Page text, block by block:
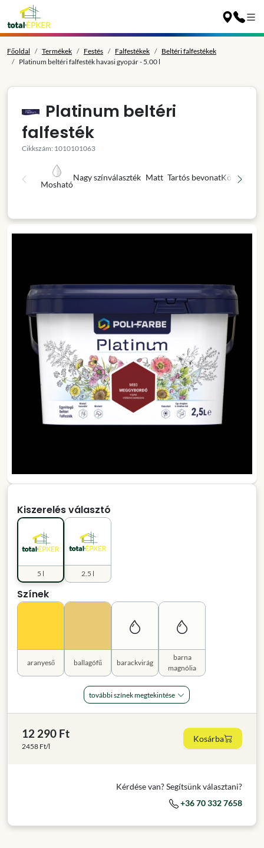
Főoldal Termékek Festés Falfestékek
Beltéri falfestékek
Platinum beltéri falfesték havasi gyopár - 5.00 l
Platinum beltéri
falfesték
Cikkszám: 1010101063
Mosható
Nagy színválaszték Matt Tartós bevonatKönnyű
Kiszerelés választó
2.5 l
5 l
Színek
aranyeső ballagófű barackvirág
barna
magnólia
további színek megtekintése
12 290 Ft
2458 Ft/l
Kosárba
Kérdése van? Segítsünk választani?
+36 70 332 7658